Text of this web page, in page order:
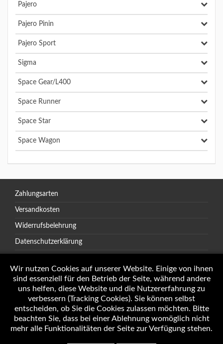
Pajero
Pajero Pinin
Pajero Sport
Sigma
Space Gear/L400
Space Runner
Space Star
Space Wagon
Zahlungsarten
Versandkosten
Widerrufsbelehrung
Datenschutzerklärung
Öffnungszeiten
Impressum
Wir nutzen Cookies auf unserer Website. Einige von ihnen
sind essenziell für den Betrieb der Seite, während andere
uns helfen, diese Website und die Nutzererfahrung zu
verbessern (Tracking Cookies). Sie können selbst
entscheiden, ob Sie die Cookies zulassen möchten. Bitte
beachten Sie, dass bei einer Ablehnung womöglich nicht
mehr alle Funktionalitäten der Seite zur Verfügung stehen.